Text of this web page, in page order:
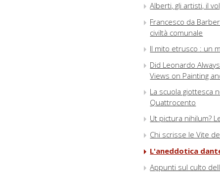
Alberti, gli artisti, il
Francesco da
civiltà comunale
Il mito etrusco : un
Did Leonardo
Views on Painting
La scuola giottesca
Quattrocento
Ut pictura nihilum?
Chi scrisse le Vite
L'aneddotica
Appunti sul culto